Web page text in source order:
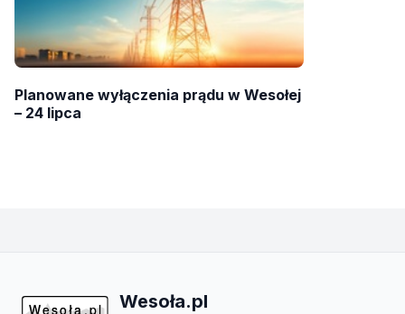
Planowane wyłączenia prądu w Wesołej
– 24 lipca
Wesoła.pl